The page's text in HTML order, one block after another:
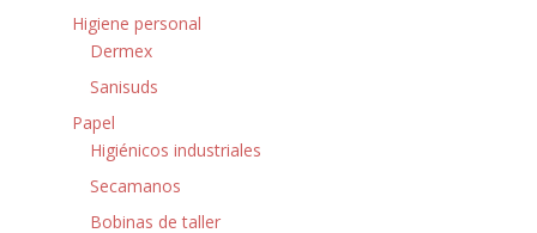
Higiene personal
Dermex
Sanisuds
Papel
Higiénicos industriales
Secamanos
Bobinas de taller